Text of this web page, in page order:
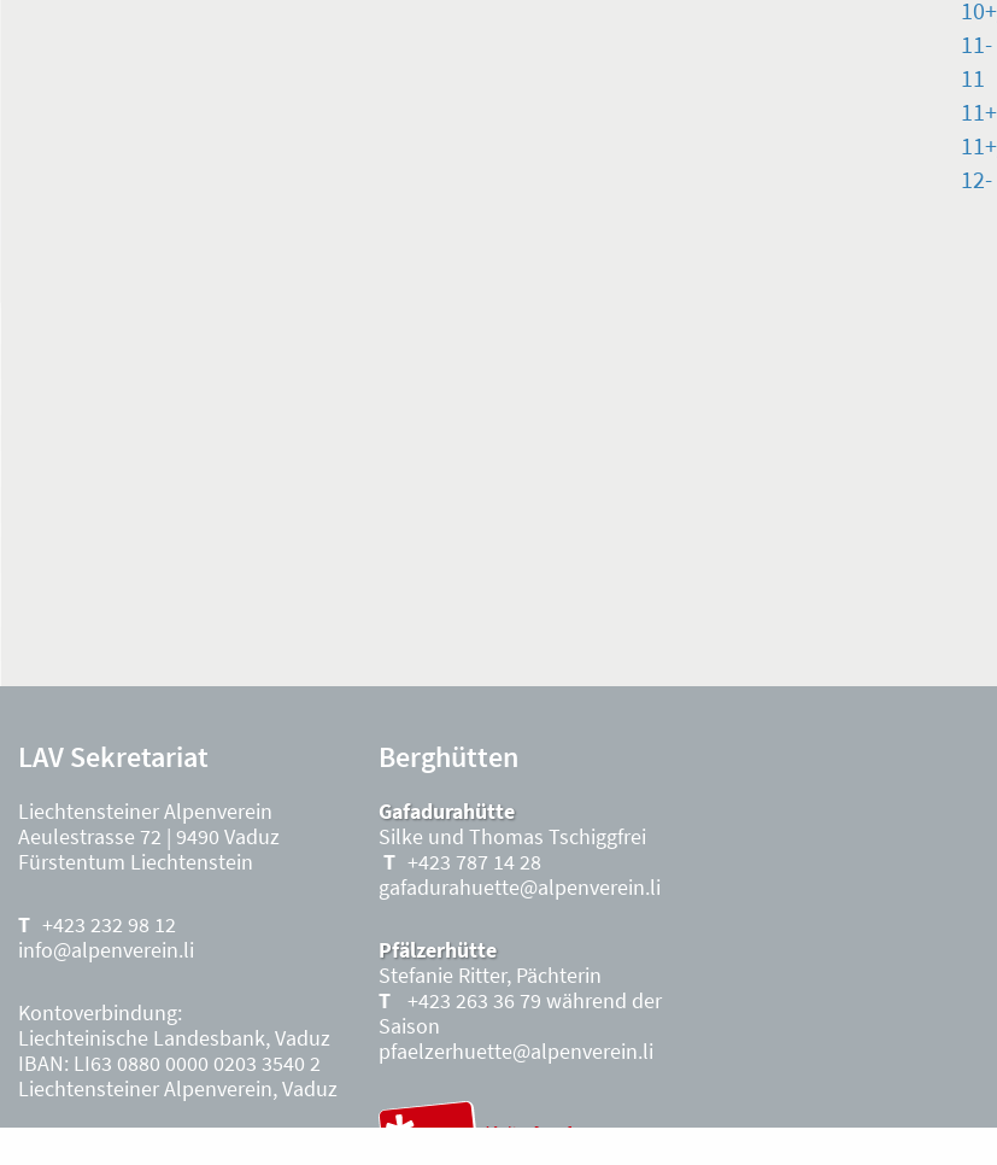
11-
11
11+
12-
LAV Sekretariat
Liechtensteiner Alpenverein
Aeulestrasse 72 | 9490 Vaduz
Fürstentum Liechtenstein
+423 232 98 12
info@alpenverein.li
Kontoverbindung:
Liechteinische Landesbank, Vaduz
IBAN: LI63 0880 0000 0203 3540 2
Liechtensteiner Alpenverein, Vaduz
Berghütten
Gafadurahütte
Silke und Thomas Tschiggfrei
+423 787 14 28
gafadurahuette@alpenverein.li
Pfälzerhütte
Stefanie Ritter, Pächterin
+423 263 36 79 während der
Saison
pfaelzerhuette@alpenverein.li